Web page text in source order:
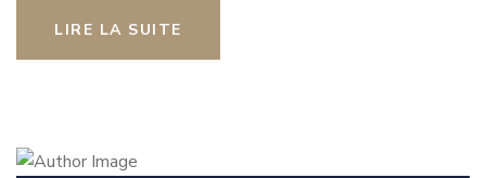
LIRE LA SUITE